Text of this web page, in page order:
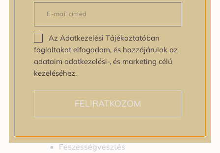
Száraz
Zsíros
Bőrprobléma
Bőrprobléma
Bőrpír
Dehidratált bőr
Egyenetlen bőrtextúra
Egyenetlen tónus
Fakóság
Feszességvesztés
Az Adatkezelési Tájékoztatóban
foglaltakat elfogadom, és hozzájárulok az
adataim adatkezelési-, és marketing célú
kezeléséhez.
FELIRATKOZOM